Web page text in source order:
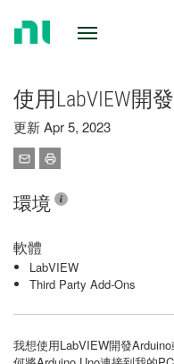
使用LabVIEW開
更新 Apr 5, 2023
環境
軟體
LabVIEW
Third Party Add-Ons
我想使用LabVIEW開發